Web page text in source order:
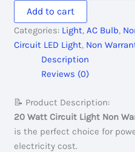
Circuit
Light
Non
Warranty
Energy
Saving
Bulb
quantity
Add to cart
Categories: Light,AC Bulb,
Circuit LED Light, Non
Description
Reviews (0)
📝 Product Description:
20 Watt Circuit Light Non
is the perfect choice for
electricity cost.